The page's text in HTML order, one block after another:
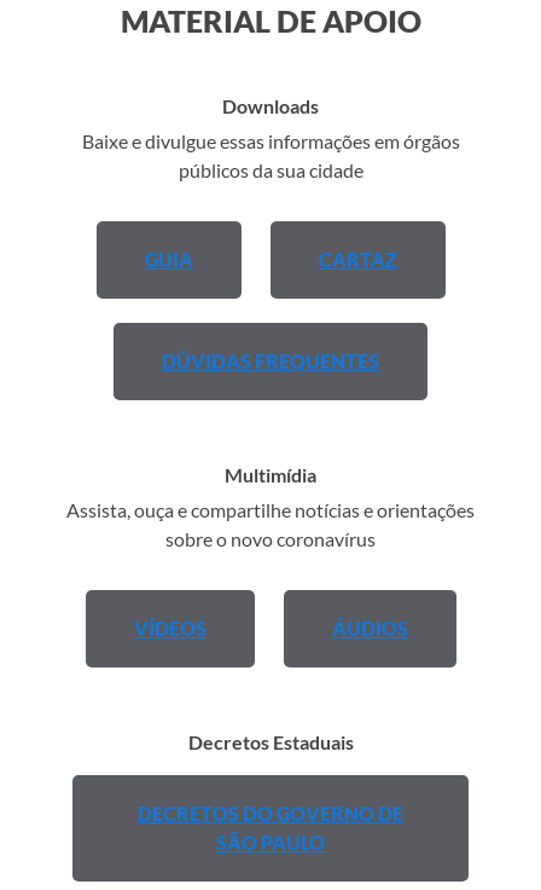
MATERIAL DE APOIO
Downloads
Baixe e divulgue essas informações em órgãos
públicos da sua cidade
GUIA CARTAZ
DÚVIDAS FREQUENTES
Multimídia
Assista, ouça e compartilhe notícias e orientações
sobre o novo coronavírus
VÍDEOS ÁUDIOS
Decretos Estaduais
DECRETOS DO GOVERNO DE
SÃO PAULO